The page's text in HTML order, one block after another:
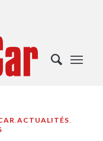
,ACTUALITÉS,